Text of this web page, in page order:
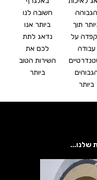
תוך
על
עבודה
ביותר
חשובה לנו
ביותר אנו
נדאג לתת
לכם את
השירות הטוב
ביותר